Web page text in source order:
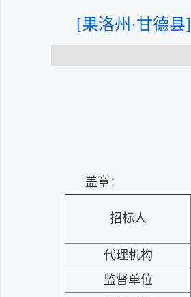
[果洛州·甘德县]
盖章：
招标人
代理机构
监督单位